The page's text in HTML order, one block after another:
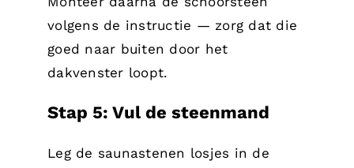
volgens de instructie — zorg dat die
goed naar buiten door het
dakvenster loopt.
Stap 5: Vul de steenmand
Leg de saunastenen losjes in de